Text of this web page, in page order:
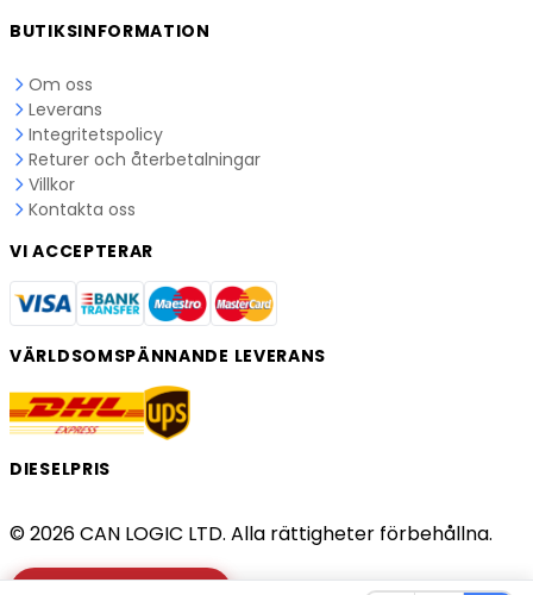
BUTIKSINFORMATION
Om oss
Leverans
Integritetspolicy
Returer och återbetalningar
Villkor
Kontakta oss
VI ACCEPTERAR
VÄRLDSOMSPÄNNANDE LEVERANS
DIESELPRIS
© 2026 CAN LOGIC LTD. Alla rättigheter förbehållna.